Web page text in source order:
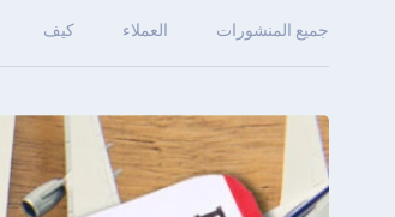
جميع المنشورات العملاء كيف